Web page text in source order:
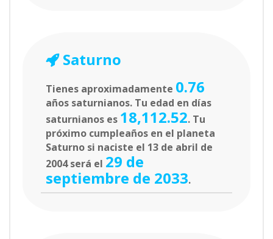
Saturno
Tienes aproximadamente 0.76
años saturnianos. Tu edad en días
saturnianos es 18,112.52. Tu
próximo cumpleaños en el planeta
Saturno si naciste el 13 de abril de
2004 será el 29 de
septiembre de 2033.